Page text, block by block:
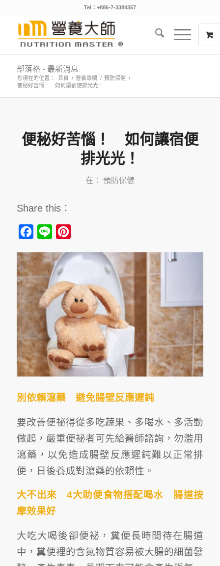
Tel：+886-7-3384357
部落格 - 最新消息
您現在的位置： 首頁 / 營養專欄 / 預防保健 /
便秘好苦惱！ 如何讓宿便排光光！
便秘好苦惱！ 如何讓宿便
排光光！
在： 預防保健
Share this：
Facebook
Line
別依賴瀉藥 避免腸壁反應遲鈍
要改善便祕得從多吃蔬果、多喝水、多活動
做起，嚴重便祕者可先給醫師諮詢，勿濫用
瀉藥，以免造成腸壁反應遲鈍難以正常排
便，日後養成對瀉藥的依賴性。
大不出來 4大助便食物搭配喝水 腸道按
摩效果好
大吃大喝後卻便祕，糞便長時間待在腸道
中，糞便裡的含氮物質容易被大腸的細菌發